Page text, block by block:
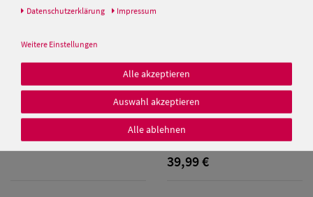
schmale Form
Kopka Long Beanie Walkmütze
Stegbaske aus 100% Wolle
39,99 €
Daten­schutz­erklärung Impressum
Weitere Einstellungen
Alle akzeptieren
Auswahl akzeptieren
Alle ablehnen